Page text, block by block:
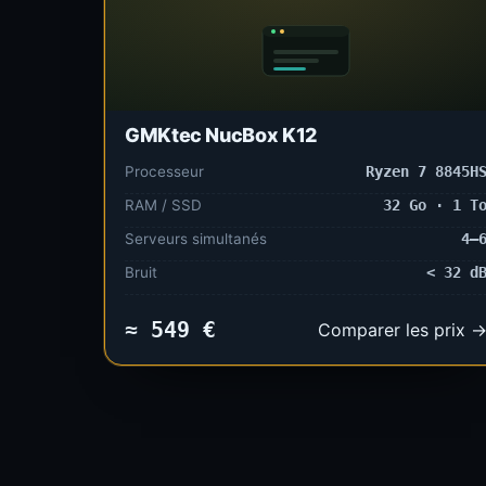
GMKtec NucBox K12
Processeur
Ryzen 7 8845HS
RAM / SSD
32 Go · 1 To
Serveurs simultanés
4–6
Bruit
< 32 dB
≈ 549 € Comparer les prix →